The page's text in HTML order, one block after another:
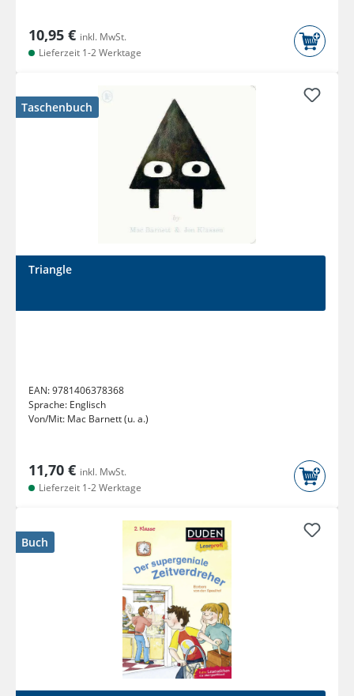
10,95 € inkl. MwSt.
Lieferzeit 1-2 Werktage
Taschenbuch
Triangle
EAN:9781406378368
Sprache: Englisch
Von/Mit: Mac Barnett (u. a.)
11,70 € inkl. MwSt.
Lieferzeit 1-2 Werktage
Buch